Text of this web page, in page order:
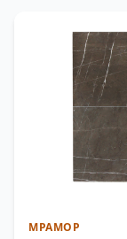
МРАМОР